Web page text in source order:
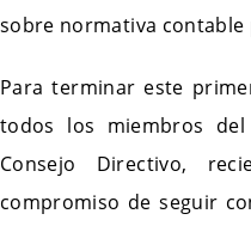
sobre normativa contable
Para terminar este
todos los miembros
Consejo Directivo,
compromiso de seguir